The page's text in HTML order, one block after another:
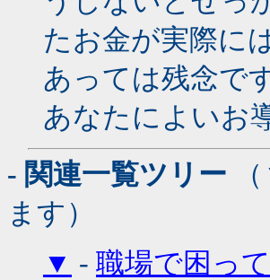
たお金が実際に
あっては残念です
あなたによいお
- 関連一覧ツリー
ます）
▼ - 職場で困っ